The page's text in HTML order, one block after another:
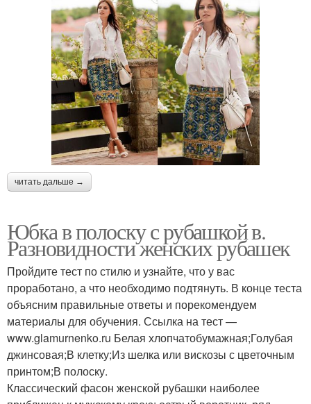
читать дальше →
Юбка в полоску с рубашкой в.
Разновидности женских рубашек
Пройдите тест по стилю и узнайте, что у вас
проработано, а что необходимо подтянуть. В конце теста
объясним правильные ответы и порекомендуем
материалы для обучения. Ссылка на тест —
www.glamurnenko.ru Белая хлопчатобумажная;Голубая
джинсовая;В клетку;Из шелка или вискозы с цветочным
принтом;В полоску.
Классический фасон женской рубашки наиболее